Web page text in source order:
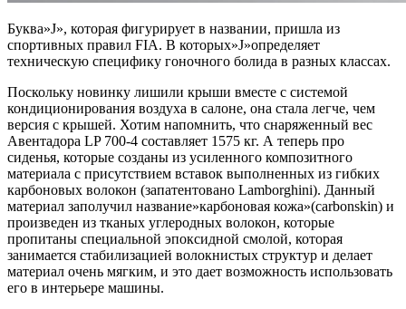
Буква»J», которая фигурирует в названии, пришла из
спортивных правил FIA. В которых»J»определяет
техническую специфику гоночного болида в разных классах.
Поскольку новинку лишили крыши вместе с системой
кондиционирования воздуха в салоне, она стала легче, чем
версия с крышей. Хотим напомнить, что снаряженный вес
Авентадора LP 700-4 составляет 1575 кг. А теперь про
сиденья, которые созданы из усиленного композитного
материала с присутствием вставок выполненных из гибких
карбоновых волокон (запатентовано Lamborghini). Данный
материал заполучил название»карбоновая кожа»(carbonskin) и
произведен из тканых углеродных волокон, которые
пропитаны специальной эпоксидной смолой, которая
занимается стабилизацией волокнистых структур и делает
материал очень мягким, и это дает возможность использовать
его в интерьере машины.